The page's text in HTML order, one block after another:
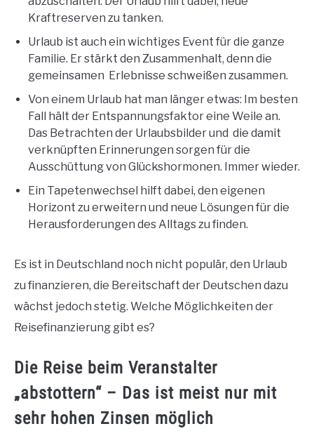
Kraftreserven zu tanken.
Urlaub ist auch ein wichtiges Event für die ganze
Familie. Er stärkt den Zusammenhalt, denn die
gemeinsamen Erlebnisse schweißen zusammen.
Von einem Urlaub hat man länger etwas: Im besten
Fall hält der Entspannungsfaktor eine Weile an.
Das Betrachten der Urlaubsbilder und die damit
verknüpften Erinnerungen sorgen für die
Ausschüttung von Glückshormonen. Immer wieder.
Ein Tapetenwechsel hilft dabei, den eigenen
Horizont zu erweitern und neue Lösungen für die
Herausforderungen des Alltags zu finden.
Es ist in Deutschland noch nicht populär, den Urlaub
zu finanzieren, die Bereitschaft der Deutschen dazu
wächst jedoch stetig. Welche Möglichkeiten der
Reisefinanzierung gibt es?
Die Reise beim Veranstalter
„abstottern“ – Das ist meist nur mit
sehr hohen Zinsen möglich